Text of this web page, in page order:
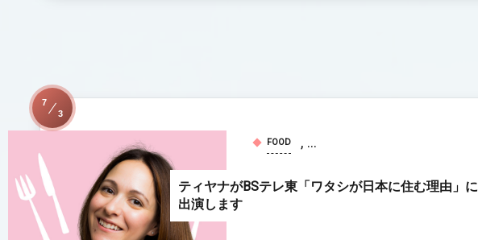
FOOD , …
ティヤナがBSテレ東「ワタシが日本に住む理由」に
出演します
7
3